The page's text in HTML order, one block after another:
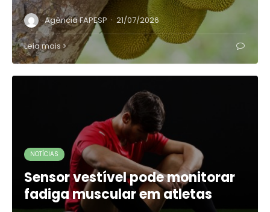
Agência FAPESP · 21/07/2026
Leia mais
NOTÍCIAS
Sensor vestível pode monitorar
fadiga muscular em atletas